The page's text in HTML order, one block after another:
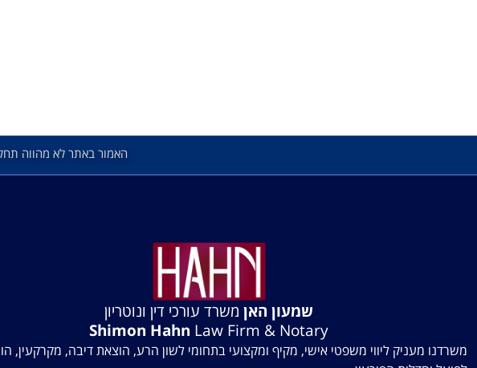
האמור באתר לא מהווה
שמעון האןמשרד עורכי דין ונוטריון
Shimon Hahn Law Firm & Notary
משרדנו מעניק ליווי משפטי אישי, מקיף ומקצועי בתחומי לשון הרע, הוצאת דיבה, מקרקעין,